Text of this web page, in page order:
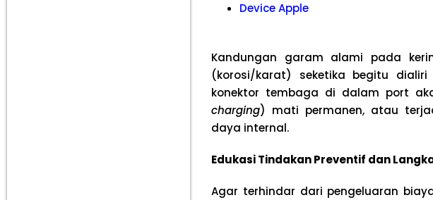
Device Apple
Kandungan garam alami pada
(korosi/karat) seketika begitu
konektor tembaga di dalam port
charging) mati permanen, atau
daya internal.
Edukasi Tindakan Preventif dan
Agar terhindar dari pengeluaran